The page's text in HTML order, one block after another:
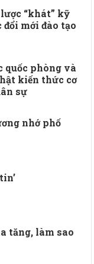
“khát” kỹ
đổi mới đào tạo
quốc phòng và
kiến thức cơ
sự
nhớ phố
tăng, làm sao